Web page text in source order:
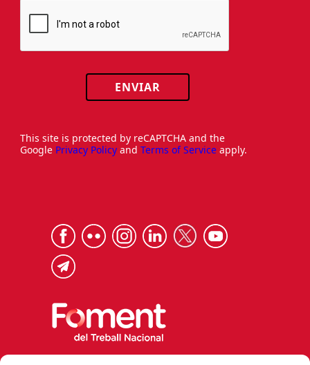
ENVIAR
This site is protected by reCAPTCHA and the
Google Privacy Policy and Terms of Service apply.